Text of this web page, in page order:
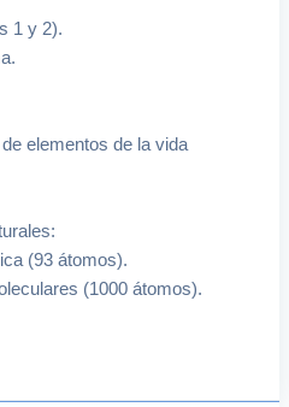
1 y 2).
elementos de la vida
(93 átomos).
(1000 átomos).